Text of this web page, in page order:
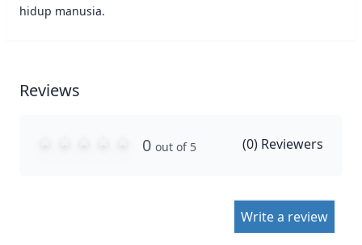
hidup manusia.
Reviews
0 out of 5 (0) Reviewers
Write a review